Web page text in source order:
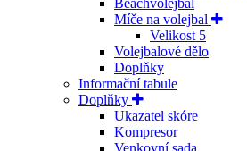
Beachvolejbal
Míče na volejbal
Velikost 5
Volejbalové dělo
Doplňky
Informační tabule
Doplňky
Ukazatel skóre
Kompresor
Venkovní sada